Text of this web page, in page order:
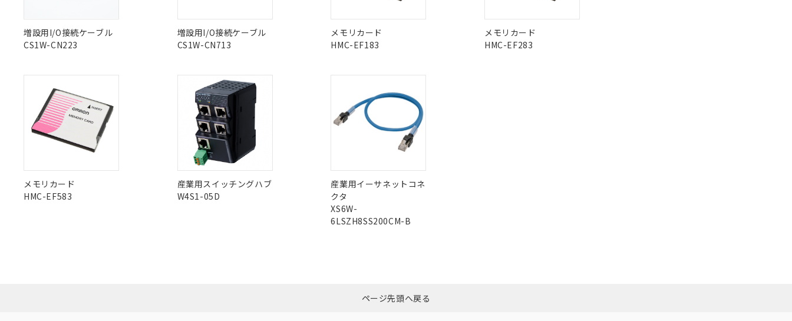
この製品のRoHS/REACH対応状況ページへ
増設用I/O接続ケーブル
CS1W-CN223
増設用I/O接続ケーブル
CS1W-CN713
メモリカード
HMC-EF183
メモリカード
HMC-EF283
メモリカード
HMC-EF583
産業用スイッチングハブ
W4S1-05D
産業用イーサネットコネ
クタ
XS6W-
6LSZH8SS200CM-B
ページ先頭へ戻る